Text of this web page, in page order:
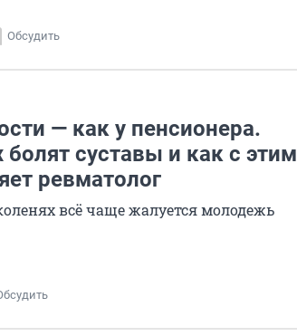
Обсудить
— как у пенсионера.
суставы и как с этим
ревматолог
всё чаще жалуется молодежь